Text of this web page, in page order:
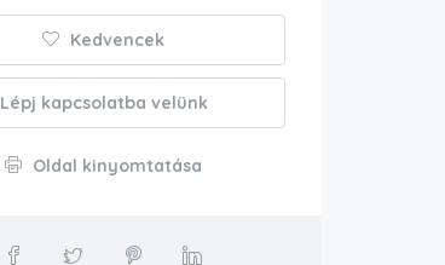
Kedvencek
Lépj kapcsolatba velünk
Oldal kinyomtatása